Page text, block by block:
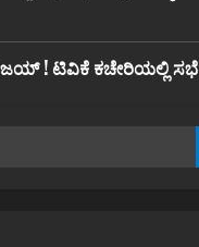
! ಟಿವಿಕೆ ಕಚೇರಿಯಲ್ಲಿ ಸಭೆ